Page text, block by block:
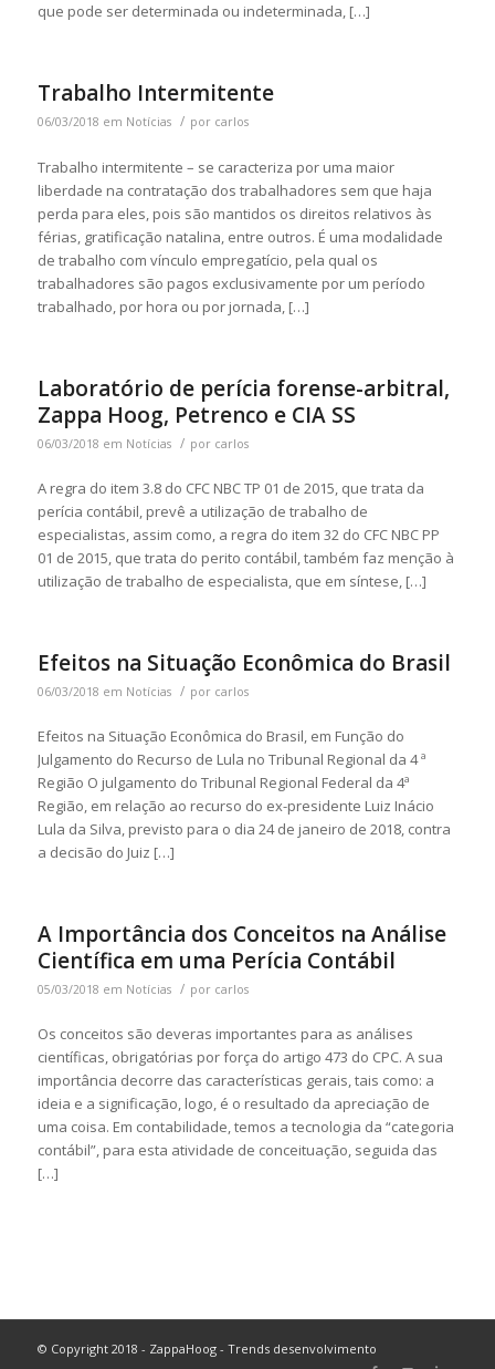
que pode ser determinada ou indeterminada, […]
Trabalho Intermitente
06/03/2018 em Notícias / por carlos
Trabalho intermitente – se caracteriza por uma maior
liberdade na contratação dos trabalhadores sem que haja
perda para eles, pois são mantidos os direitos relativos às
férias, gratificação natalina, entre outros. É uma modalidade
de trabalho com vínculo empregatício, pela qual os
trabalhadores são pagos exclusivamente por um período
trabalhado, por hora ou por jornada, […]
Laboratório de perícia forense-arbitral,
Zappa Hoog, Petrenco e CIA SS
06/03/2018 em Notícias / por carlos
A regra do item 3.8 do CFC NBC TP 01 de 2015, que trata da
perícia contábil, prevê a utilização de trabalho de
especialistas, assim como, a regra do item 32 do CFC NBC PP
01 de 2015, que trata do perito contábil, também faz menção à
utilização de trabalho de especialista, que em síntese, […]
Efeitos na Situação Econômica do Brasil
06/03/2018 em Notícias / por carlos
Efeitos na Situação Econômica do Brasil, em Função do
Julgamento do Recurso de Lula no Tribunal Regional da 4 ª
Região O julgamento do Tribunal Regional Federal da 4ª
Região, em relação ao recurso do ex-presidente Luiz Inácio
Lula da Silva, previsto para o dia 24 de janeiro de 2018, contra
a decisão do Juiz […]
A Importância dos Conceitos na Análise
Científica em uma Perícia Contábil
05/03/2018 em Notícias / por carlos
Os conceitos são deveras importantes para as análises
científicas, obrigatórias por força do artigo 473 do CPC. A sua
importância decorre das características gerais, tais como: a
ideia e a significação, logo, é o resultado da apreciação de
uma coisa. Em contabilidade, temos a tecnologia da “categoria
contábil”, para esta atividade de conceituação, seguida das
[…]
© Copyright 2018 - ZappaHoog - Trends desenvolvimento